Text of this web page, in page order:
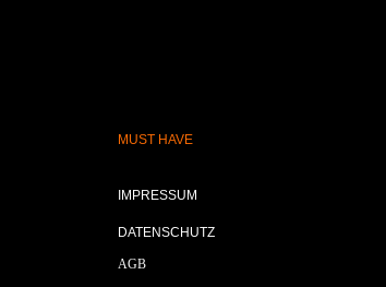
MUST HAVE
IMPRESSUM
DATENSCHUTZ
AGB